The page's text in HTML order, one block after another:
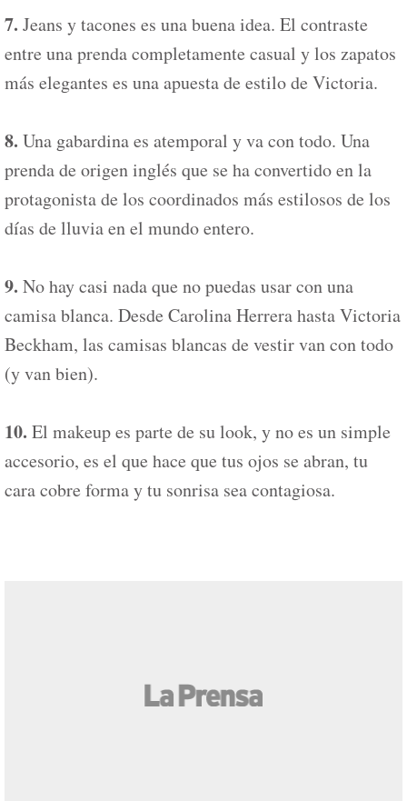
7. Jeans y tacones es una buena idea. El contraste
entre una prenda completamente casual y los zapatos
más elegantes es una apuesta de estilo de Victoria.
8. Una gabardina es atemporal y va con todo. Una
prenda de origen inglés que se ha convertido en la
protagonista de los coordinados más estilosos de los
días de lluvia en el mundo entero.
9. No hay casi nada que no puedas usar con una
camisa blanca. Desde Carolina Herrera hasta Victoria
Beckham, las camisas blancas de vestir van con todo
(y van bien).
10. El makeup es parte de su look, y no es un simple
accesorio, es el que hace que tus ojos se abran, tu
cara cobre forma y tu sonrisa sea contagiosa.